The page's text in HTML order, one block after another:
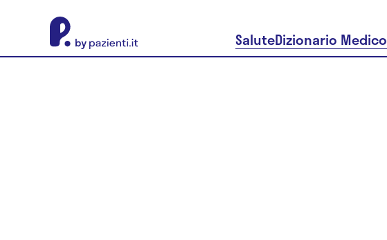
SaluteDizionario Medico